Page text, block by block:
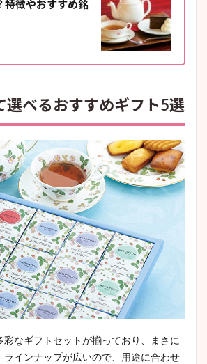
特徴やおすすめ銘
選べるおすすめギフト5選
彩なギフトセットが揃っており、まさに
ラインナップが広いので、用途に合わせ